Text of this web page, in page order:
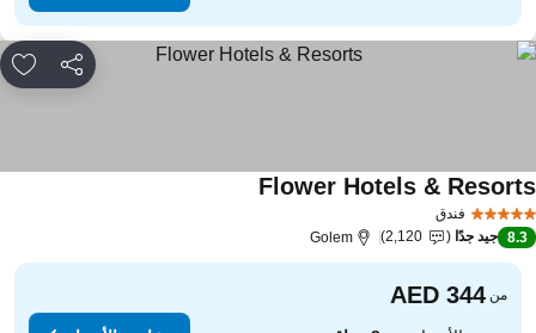
مشاركة
فندق
Flower Hotels &
8.3 جيد جدًا 2,120
Golem
من